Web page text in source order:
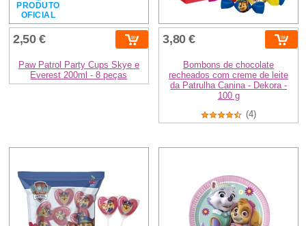
PRODUTO
OFICIAL
2,50 €
Paw Patrol Party Cups Skye e
Everest 200ml - 8 peças
3,80 €
Bombons de chocolate
recheados com creme de leite
da Patrulha Canina - Dekora -
100 g
(4)